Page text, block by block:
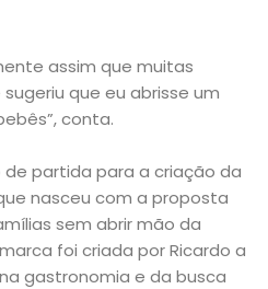
assim que muitas
que eu abrisse um
conta.
partida para a criação da
nasceu com a proposta
sem abrir mão da
foi criada por Ricardo a
gastronomia e da busca